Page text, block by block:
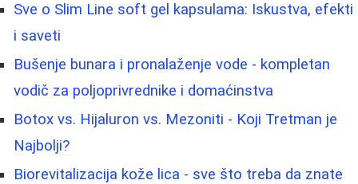
Sve o Slim Line soft gel kapsulama: Iskustva, efekti
i saveti
Bušenje bunara i pronalaženje vode - kompletan
vodič za poljoprivrednike i domaćinstva
Botox vs. Hijaluron vs. Mezoniti - Koji Tretman je
Najbolji?
Biorevitalizacija kože lica - sve što treba da znate